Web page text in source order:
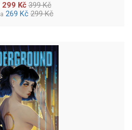
299 Kč 399 Kč
269 Kč 299 Kč